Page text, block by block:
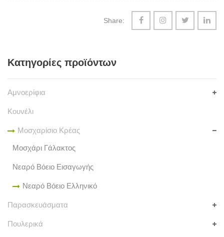
Share:
Κατηγορίες προϊόντων
Αμνοερίφια
Κουνέλι
Μοσχαρίσιο Κρέας
Μοσχάρι Γάλακτος
Νεαρό Βόειο Εισαγωγής
Νεαρό Βόειο Ελληνικό
Παρασκευάσματα
Πουλερικά